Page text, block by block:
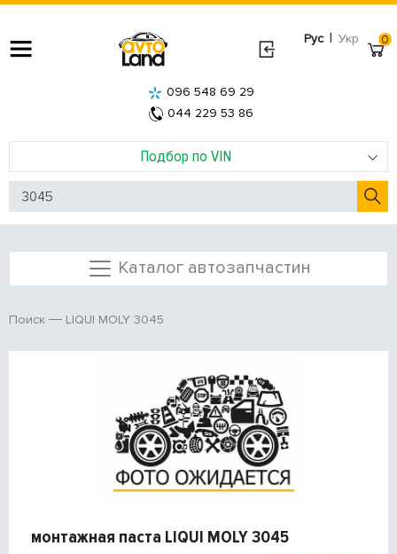
Рус | Укр
Подбор по VIN
096 548 69 29
044 229 53 86
0
Каталог автозапчастин
Поиск LIQUI MOLY 3045
монтажная паста LIQUI MOLY 3045